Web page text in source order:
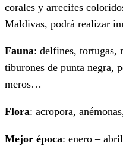
corales y arrecifes
Maldivas, podrá realizar
Fauna: delfines, tortugas,
tiburones de punta negra,
meros…
Flora: acropora,
Mejor época: enero – abril